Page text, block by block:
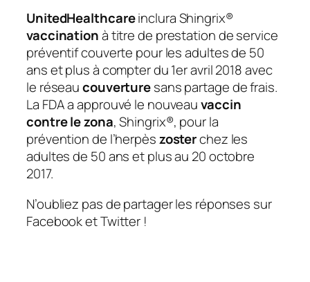
UnitedHealthcareinclura Shingrix®
vaccinationà titre de prestation de service
préventif couverte pour les adultes de 50
ans et plus à compter du 1er avril 2018 avec
le réseaucouverturesans partage de frais.
La FDA a approuvé le nouveauvaccin
contre le zona, Shingrix®, pour la
prévention de l’herpèszosterchez les
adultes de 50 ans et plus au 20 octobre
2017.
N’oubliez pas de partager les réponses sur
Facebook et Twitter !